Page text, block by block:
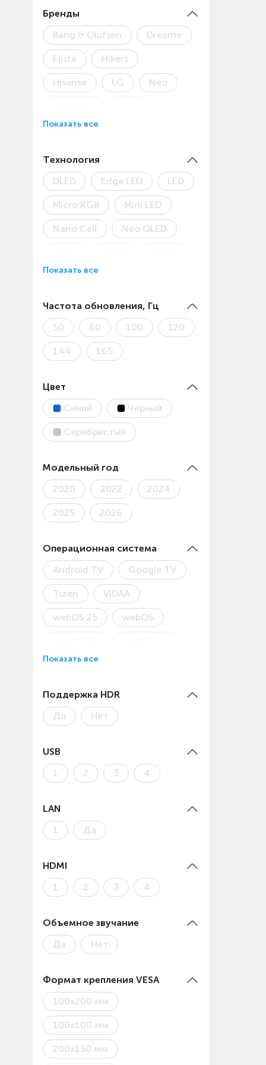
Бренды
Bang & Olufsen
Dreame
Elista Hikers
Hisense LG Neo
Toshiba
Показать все
Технология
DLED
Edge LED LED
Micro RGB Mini LED
Nano Cell Neo QLED
Показать все
Частота обновления, Гц
50
60 100 120
144 165
Цвет
Синий
Черный
Серебристый
Модельный год
2020
2022 2024
2025 2026
Операционная система
Android TV
Google TV
Tizen VIDAA
webOS 25 webOS
webOS 26
YaOS X
Показать все
Поддержка HDR
Да
Нет
USB
1
2 3 4
LAN
1
Да
HDMI
1
2 3 4
Объемное звучание
Да
Нет
Формат крепления VESA
100x200 мм
100х100 мм
200x150 мм